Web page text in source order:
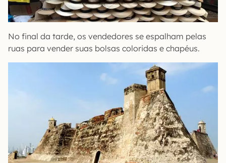
No final da tarde, os vendedores se espalham pelas
ruas para vender suas bolsas coloridas e chapéus.